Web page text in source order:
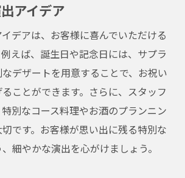
アイデア
デアは、お客様に喜んでいただける
えば、誕生日や記念日には、サプラ
デザートを用意することで、お祝い
ことができます。さらに、スタッフ
別なコース料理やお酒のプランニン
です。お客様が思い出に残る特別な
細やかな演出を心がけましょう。